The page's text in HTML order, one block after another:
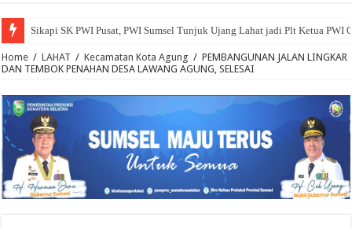
Sikapi SK PWI Pusat, PWI Sumsel Tunjuk Ujang Lahat jadi Plt Ketua PWI
Home / LAHAT / Kecamatan Kota Agung / PEMBANGUNAN JALAN LINGKAR
DAN TEMBOK PENAHAN DESA LAWANG AGUNG, SELESAI